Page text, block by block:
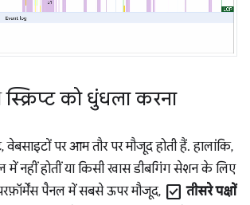
स्क्रिप्ट को धुंधला करना
वेबसाइटों पर आम तौर पर मौजूद होती हैं. हालांकि,
में नहीं होतीं या किसी खास डीबगिंग सेशन के लिए
पैनल में सबसे ऊपर मौजूद, check_box तीसरे पक्षों